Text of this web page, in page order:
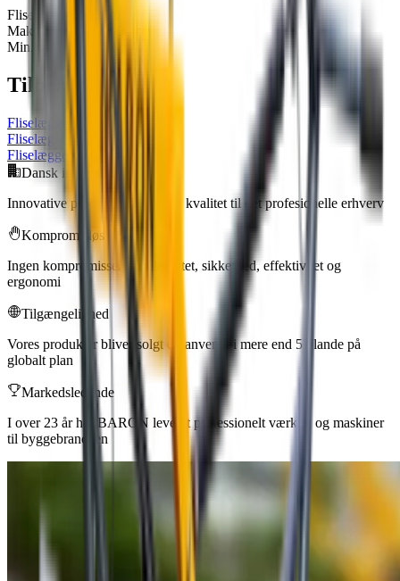
Flisestørrelse
40 - 80
Maks. belastning
100 kg
Min. belastning
35 kg
Tilbehør
Fliselæggervogn
Fliselæggervogn m/batteri
Fliselæggervogn komplet
Dansk innovation
Innovative produkter af højeste kvalitet til det profesionelle erhverv
Kompromisløs
Ingen kompromisser med kvalitet, sikkerhed, effektivitet og
ergonomi
Tilgængelighed
Vores produkter bliver solgt og anvendt i mere end 53 lande på
globalt plan
Markedsledende
I over 23 år har BARON leveret professionelt værktøj og maskiner
til byggebranchen